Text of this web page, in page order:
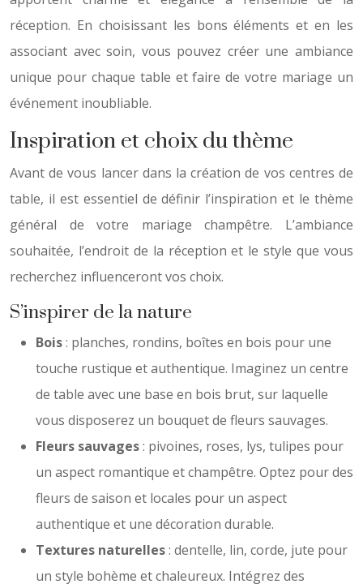
réception. En choisissant les bons éléments et en les
associant avec soin, vous pouvez créer une ambiance
unique pour chaque table et faire de votre mariage un
événement inoubliable.
Inspiration et choix du thème
Avant de vous lancer dans la création de vos centres de
table, il est essentiel de définir l’inspiration et le thème
général de votre mariage champêtre. L’ambiance
souhaitée, l’endroit de la réception et le style que vous
recherchez influenceront vos choix.
S’inspirer de la nature
Bois: planches, rondins, boîtes en bois pour une
touche rustique et authentique. Imaginez un centre
de table avec une base en bois brut, sur laquelle
vous disposerez un bouquet de fleurs sauvages.
Fleurs sauvages: pivoines, roses, lys, tulipes pour
un aspect romantique et champêtre. Optez pour des
fleurs de saison et locales pour un aspect
authentique et une décoration durable.
Textures naturelles: dentelle, lin, corde, jute pour
un style bohème et chaleureux. Intégrez des